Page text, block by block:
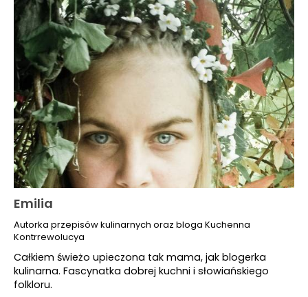
Emilia
Autorka przepisów kulinarnych oraz bloga Kuchenna
Kontrrewolucya
Całkiem świeżo upieczona tak mama, jak blogerka
kulinarna. Fascynatka dobrej kuchni i słowiańskiego
folkloru.